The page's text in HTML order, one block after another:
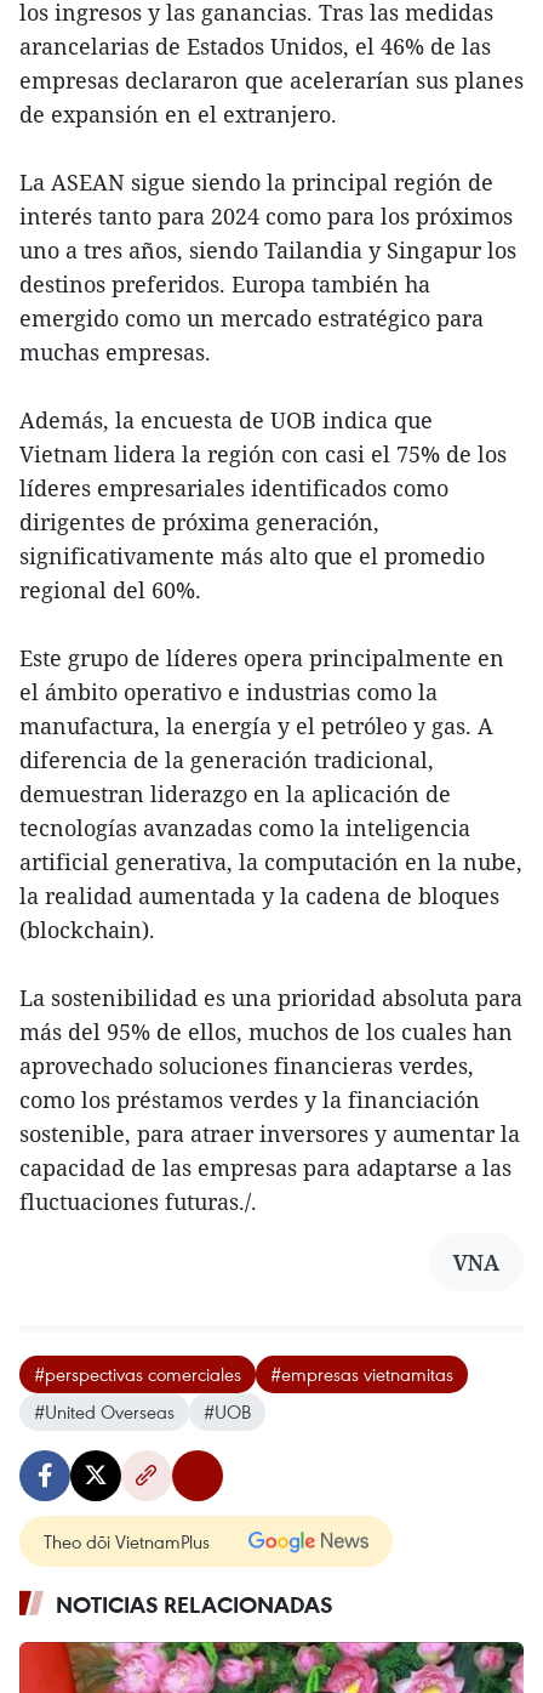
los ingresos y las ganancias. Tras las medidas
arancelarias de Estados Unidos, el 46% de las
empresas declararon que acelerarían sus planes
de expansión en el extranjero.
La ASEAN sigue siendo la principal región de
interés tanto para 2024 como para los próximos
uno a tres años, siendo Tailandia y Singapur los
destinos preferidos. Europa también ha
emergido como un mercado estratégico para
muchas empresas.
Además, la encuesta de UOB indica que
Vietnam lidera la región con casi el 75% de los
líderes empresariales identificados como
dirigentes de próxima generación,
significativamente más alto que el promedio
regional del 60%.
Este grupo de líderes opera principalmente en
el ámbito operativo e industrias como la
manufactura, la energía y el petróleo y gas. A
diferencia de la generación tradicional,
demuestran liderazgo en la aplicación de
tecnologías avanzadas como la inteligencia
artificial generativa, la computación en la nube,
la realidad aumentada y la cadena de bloques
(blockchain).
La sostenibilidad es una prioridad absoluta para
más del 95% de ellos, muchos de los cuales han
aprovechado soluciones financieras verdes,
como los préstamos verdes y la financiación
sostenible, para atraer inversores y aumentar la
capacidad de las empresas para adaptarse a las
fluctuaciones futuras./.
VNA
#perspectivas comerciales
#empresas vietnamitas
#United Overseas
#UOB
Theo dõi VietnamPlus
NOTICIAS RELACIONADAS